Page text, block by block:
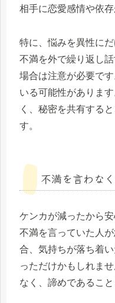
相手に恋愛感情や依
特に、悩みを異性に
不満を外で繰り返し
場合は注意が必要で
いる可能性がありま
く、秘密を共有する
す。
不満を言わな
ケンカが減ったから
不満を言っていた人
合、気持ちが落ち着
っただけかもしれま
なく、諦めであること